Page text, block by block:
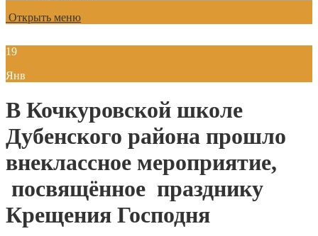
Открыть меню
19
Янв
В Кочкуровской школе
Дубенского района прошло
внеклассное мероприятие,
посвящённое празднику
Крещения Господня